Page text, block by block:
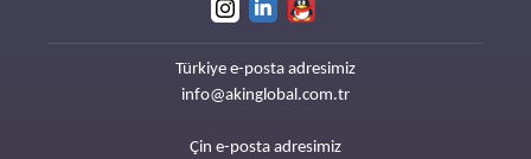
Türkiye e-posta adresimiz
info@akinglobal.com.tr
Çin e-posta adresimiz